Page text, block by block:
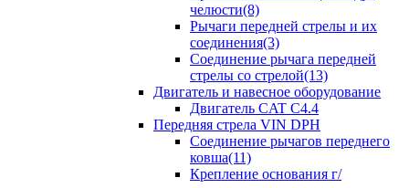
челюсти(8)
Рычаги передней стрелы и их
соединения(3)
Соединение рычага передней
стрелы со стрелой(13)
Двигатель и навесное оборудование
Двигатель CAT C4.4
Передняя стрела VIN DPH
Cоединение рычагов переднего
ковша(11)
Крепление основания г/